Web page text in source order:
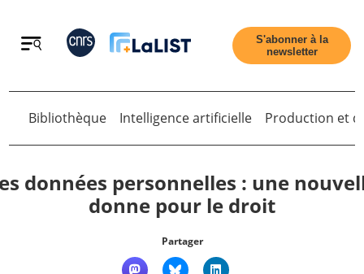
Retour
S'abonner à la
newsletter
Retour
Bibliothèque Intelligence artificielle Production et
données personnelles : une
donne pour le droit
Partager